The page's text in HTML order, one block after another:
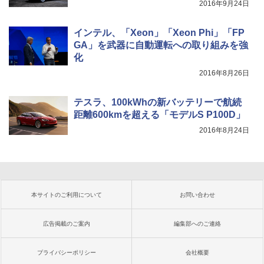
2016年9月24日
インテル、「Xeon」「Xeon Phi」「FP
GA」を武器に自動運転への取り組みを強
化
2016年8月26日
テスラ、100kWhの新バッテリーで航続
距離600kmを超える「モデルS P100D」
2016年8月24日
本サイトのご利用について お問い合わせ
広告掲載のご案内 編集部へのご連絡
プライバシーポリシー 会社概要